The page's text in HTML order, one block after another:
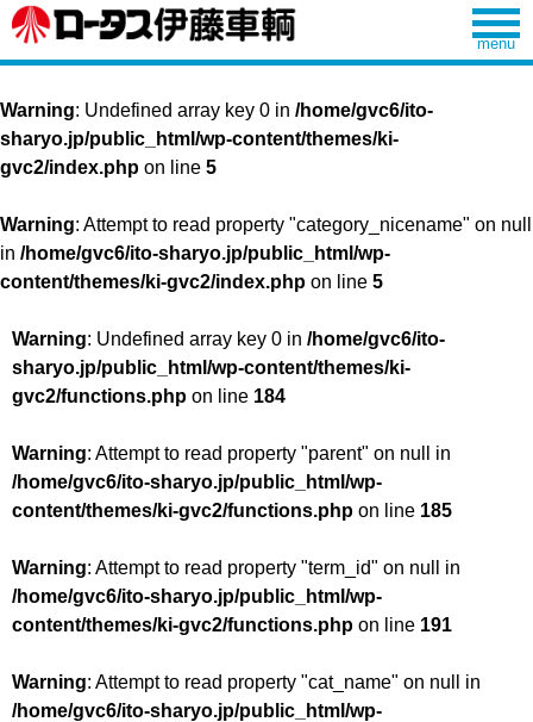
Warning: Undefined array key 0 in /home/gvc6/ito-
sharyo.jp/public_html/wp-content/themes/ki-
gvc2/index.php on line 5
Warning: Attempt to read property "category_nicename" on null
in /home/gvc6/ito-sharyo.jp/public_html/wp-
content/themes/ki-gvc2/index.php on line 5
Warning: Undefined array key 0 in /home/gvc6/ito-
sharyo.jp/public_html/wp-content/themes/ki-
gvc2/functions.php on line 184
Warning: Attempt to read property "parent" on null in
/home/gvc6/ito-sharyo.jp/public_html/wp-
content/themes/ki-gvc2/functions.php on line 185
Warning: Attempt to read property "term_id" on null in
/home/gvc6/ito-sharyo.jp/public_html/wp-
content/themes/ki-gvc2/functions.php on line 191
Warning: Attempt to read property "cat_name" on null in
/home/gvc6/ito-sharyo.jp/public_html/wp-